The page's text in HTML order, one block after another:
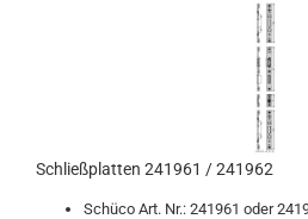
Schließ­plat­ten 241961 / 241962
Schü­co Art. Nr.: 241961 oder